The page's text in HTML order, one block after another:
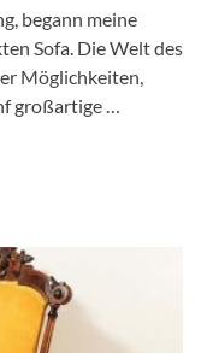
begann meine
Sofa. Die Welt des
Möglichkeiten,
großartige …